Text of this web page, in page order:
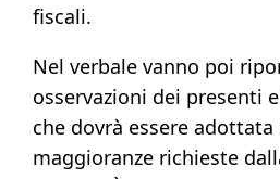
fiscali.
Nel verbale vanno poi
osservazioni dei presenti
che dovrà essere
maggioranze richieste